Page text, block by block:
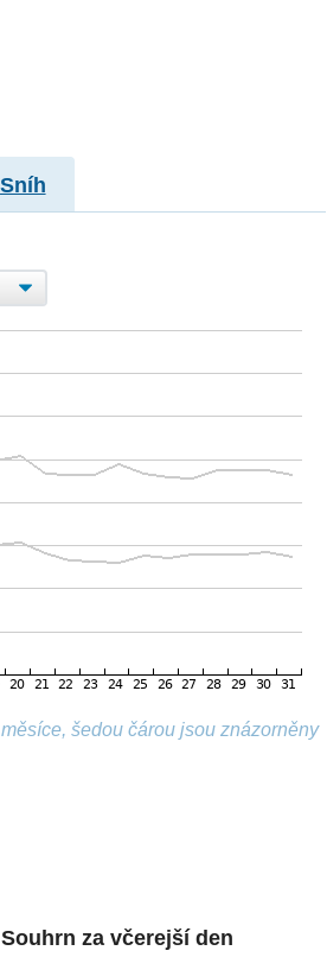
Sníh
šedou čárou jsou znázorněny
Souhrn za včerejší den